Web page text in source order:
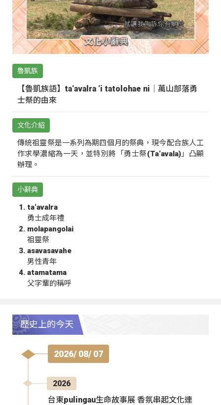
魯凱族
【魯凱族語】ta‘avalra ‘i tatolohae ni｜萬山部落勇
士祭的由來
文化介紹
傳統祖靈祭是一系列為期四個月的祭典，現今配合族人工
作求學濃縮為一天，並特別將「勇士祭(Ta‘avala)」凸顯
辦理。
小辭典
ta‘avalra
勇士成年禮
molapangolai
祖靈祭
asavasavahe
男性青年
atamatama
父字輩的稱呼
歷史上的今天
2026/ 08/ 07
2026
台東pulingau生命故事展 香氛串起文化連